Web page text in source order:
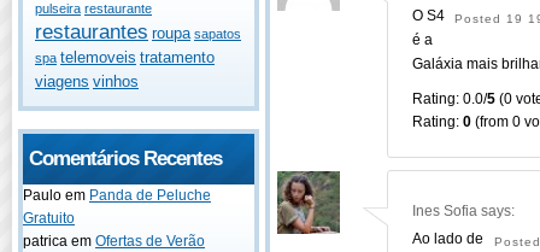
pulseira restaurante
restaurantes roupa sapatos
spa telemoveis tratamento
viagens vinhos
Comentários Recentes
Paulo em Panda de Peluche
Gratuito
patrica em Ofertas de Verão
Posted 19
O S4
é a
Galáxia mais
Rating: 0.0/5(0
Rating: 0(from 0
Ines Sofia says:
Ao lado de